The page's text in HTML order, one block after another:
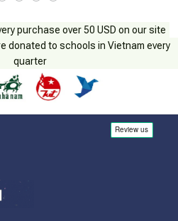
purchase over 50 USD on our site
donated to schools in Vietnam every
quarter